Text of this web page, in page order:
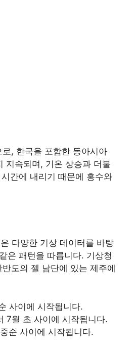
, 한국을 포함한 동아시아
지속되며, 기온 상승과 더불
간에 내리기 때문에 홍수와
다양한 기상 데이터를 바탕
은 패턴을 따릅니다. 기상청
도의 젤 남단에 있는 제주에
사이에 시작됩니다.
7월 초 사이에 시작됩니다.
순 사이에 시작됩니다.